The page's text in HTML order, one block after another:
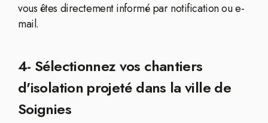
vous êtes directement informé par notification ou e-
mail.
4- Sélectionnez vos chantiers
d'isolation projeté dans la ville de
Soignies